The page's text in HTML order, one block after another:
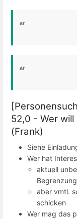
52,0 - Wer
(Frank)
Siehe
Wer hat
aktuell
Begrenzung
aber vmtl.
schicken
Wer mag das